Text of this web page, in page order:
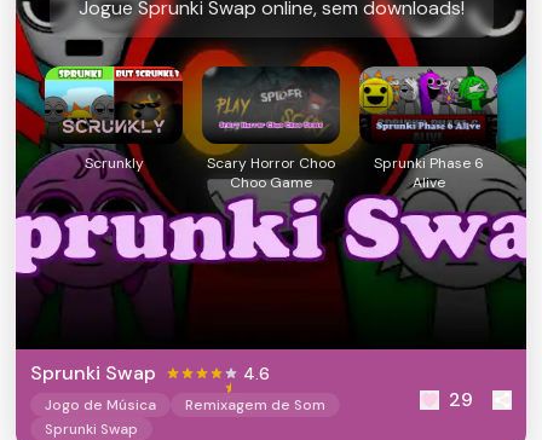
Jogue Sprunki Swap online, sem downloads!
Scrunkly
Scary Horror Choo
Choo Game
Sprunki Phase 6
Alive
Sprunki Swap 4.6
Jogo de Música
Remixagem de Som
Sprunki Swap
29